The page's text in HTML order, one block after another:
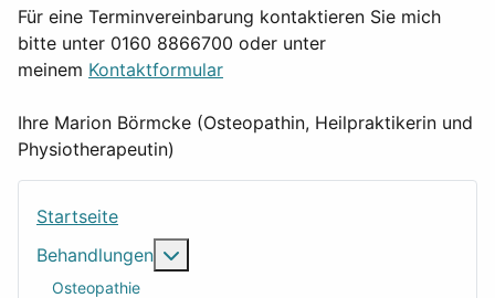
Für eine Terminvereinbarung kontaktieren Sie mich
bitte unter 0160 8866700 oder unter
meinem Kontaktformular
Ihre Marion Börmcke (Osteopathin, Heilpraktikerin und
Physiotherapeutin)
Startseite
Behandlungen
Osteopathie